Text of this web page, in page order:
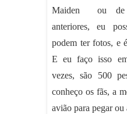
Maiden ou de
anteriores, eu
podem ter fotos, e
E eu faço isso
vezes, são 500
conheço os fãs, a
avião para pegar ou